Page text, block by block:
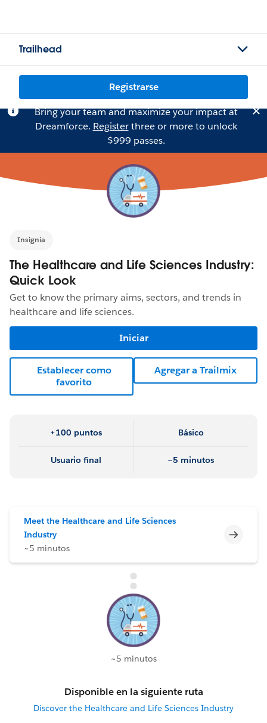
Trailhead
Registrarse
Bring your team and maximize your impact at
Dreamforce. Registerthree or more to unlock
$999 passes.
Insignia
The Healthcare and Life Sciences Industry:
Quick Look
Get to know the primary aims, sectors, and trends in
healthcare and life sciences.
Iniciar
Establecer como
favorito
Agregar a Trailmix
+100 puntos Básico
Usuario final ~5 minutos
Meet the Healthcare and Life Sciences
Industry
~5 minutos
~5 minutos
Disponible en la siguiente ruta
Discover the Healthcare and Life Sciences Industry